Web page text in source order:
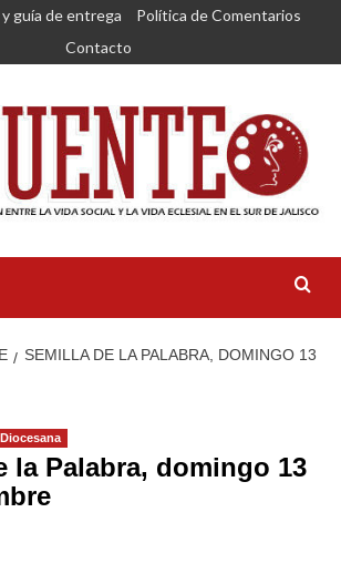
guía de entrega
Política de Comentarios
Contacto
SEMILLA DE LA PALABRA, DOMINGO 13
la Palabra, domingo 13